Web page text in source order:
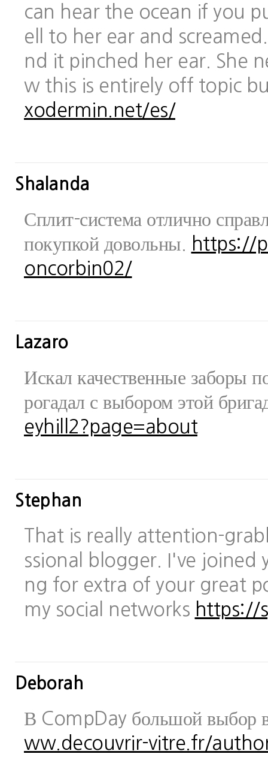
can hear the ocean if you
ell to her ear and
nd it pinched her ear. She
w this is entirely off topic
xodermin.net/es/
Shalanda
Сплит-система отлично
покупкой довольны.
https://
oncorbin02/
Lazaro
Искал качественные заборы
рогадал с выбором этой
eyhill2?page=about
Stephan
That is really attention-
ssional blogger. I've joined
ng for extra of your great
my social networks https://
Deborah
В CompDay большой выбор
ww.decouvrir-vitre.fr/